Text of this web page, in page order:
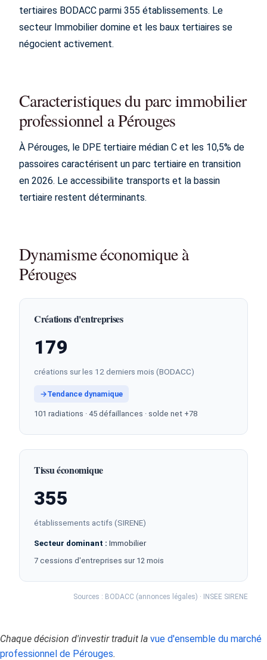
tertiaires BODACC parmi 355 établissements. Le
secteur Immobilier domine et les baux tertiaires se
négocient activement.
Caracteristiques du parc immobilier
professionnel a Pérouges
À Pérouges, le DPE tertiaire médian C et les 10,5% de
passoires caractérisent un parc tertiaire en transition
en 2026. Le accessibilite transports et la bassin
tertiaire restent déterminants.
Dynamisme économique à
Pérouges
Créations d'entreprises
179
créations sur les 12 derniers mois (BODACC)
→Tendance dynamique
101 radiations · 45 défaillances · solde net +78
Tissu économique
355
établissements actifs (SIRENE)
Secteur dominant : Immobilier
7 cessions d'entreprises sur 12 mois
Sources : BODACC (annonces légales) · INSEE SIRENE
Chaque décision d'investir traduit la vue d'ensemble du marché
professionnel de Pérouges.